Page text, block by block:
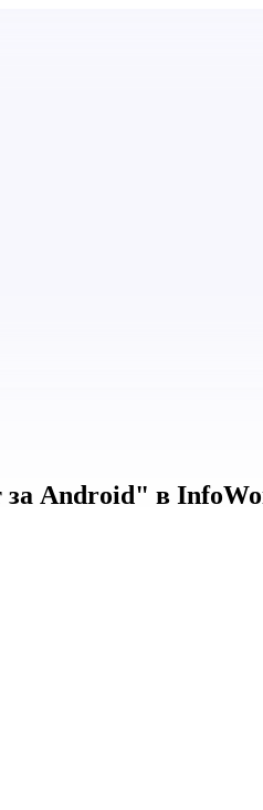
за Android" в